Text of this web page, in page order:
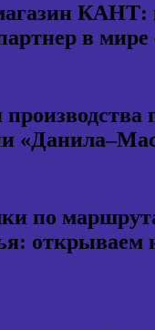
КАНТ:
в мире
производства
по
открываем